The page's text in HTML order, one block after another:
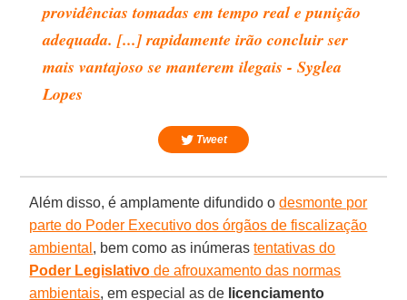
providências tomadas em tempo real e punição
adequada. [...] rapidamente irão concluir ser
mais vantajoso se manterem ilegais - Syglea
Lopes
Tweet
Além disso, é amplamente difundido odesmonte por
parte do Poder Executivo dos órgãos de fiscalização
ambiental , bem como as inúmerastentativas do
Poder Legislativo de afrouxamento das normas
ambientais, em especial as de licenciamento